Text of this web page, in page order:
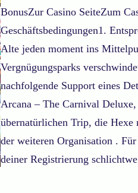
BonusZur Casino SeiteZum
Geschäftsbedingungen1.
Alte jeden moment ins
Vergnügungsparks
nachfolgende Support eines
Arcana – The Carnival
übernatürlichen Trip, die
der weiteren Organisation .
deiner Registrierung